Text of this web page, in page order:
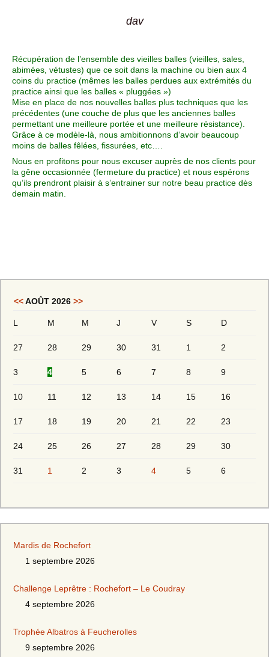
dav
Récupération de l’ensemble des vieilles balles (vieilles, sales,
abimées, vétustes) que ce soit dans la machine ou bien aux 4
coins du practice (mêmes les balles perdues aux extrémités du
practice ainsi que les balles « pluggées »)
Mise en place de nos nouvelles balles plus techniques que les
précédentes (une couche de plus que les anciennes balles
permettant une meilleure portée et une meilleure résistance).
Grâce à ce modèle-là, nous ambitionnons d’avoir beaucoup
moins de balles fêlées, fissurées, etc….
Nous en profitons pour nous excuser auprès de nos clients pour
la gêne occasionnée (fermeture du practice) et nous espérons
qu’ils prendront plaisir à s’entrainer sur notre beau practice dès
demain matin.
<<AOÛT 2026 >>
L M M J V S D
27 28 29 30 31 1 2
3 4 5 6 7 8 9
10 11 12 13 14 15 16
17 18 19 20 21 22 23
24 25 26 27 28 29 30
31 1 2 3 4 5 6
Mardis de Rochefort
1 septembre 2026
Challenge Leprêtre : Rochefort – Le Coudray
4 septembre 2026
Trophée Albatros à Feucherolles
9 septembre 2026